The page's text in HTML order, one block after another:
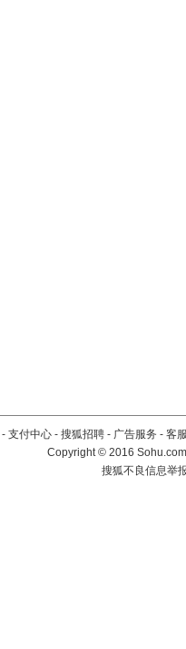
- 支付中心 - 搜狐招聘 - 广告服务 - 客
Copyright©2016
搜狐不良信息举